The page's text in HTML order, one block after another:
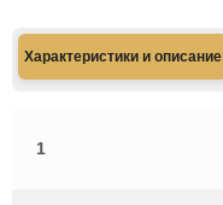
Характеристики и описание
1